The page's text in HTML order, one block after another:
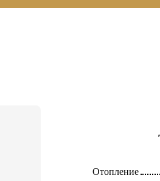
Отопление